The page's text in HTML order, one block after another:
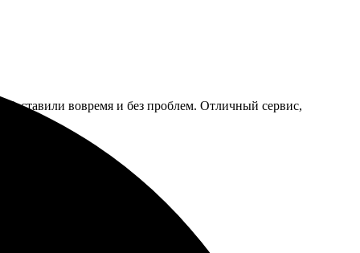
Доставили вовремя и без проблем. Отличный сервис,